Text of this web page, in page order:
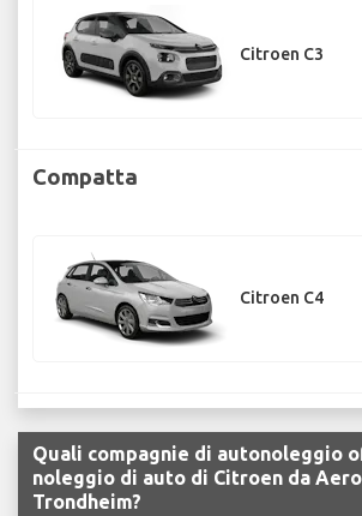
Citroen C3
Compatta
Citroen C4
Quali compagnie di autonoleggio
noleggio di auto di Citroen da
Trondheim?